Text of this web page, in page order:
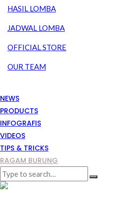
HASIL LOMBA
JADWAL LOMBA
OFFICIAL STORE
OUR TEAM
NEWS
PRODUCTS
INFOGRAFIS
VIDEOS
TIPS & TRICKS
RAGAM BURUNG